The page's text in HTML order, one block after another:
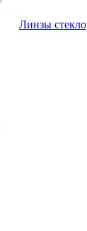
Линзы стекло